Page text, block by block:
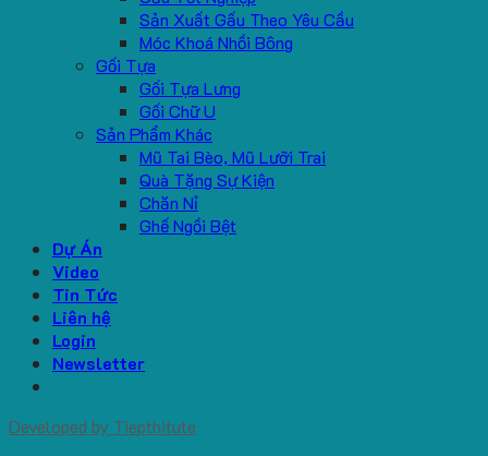
Sản Xuất Gấu Theo Yêu Cầu
Móc Khoá Nhồi Bông
Gối Tựa
Gối Tựa Lưng
Gối Chữ U
Sản Phẩm Khác
Mũ Tai Bèo, Mũ Lưỡi Trai
Quà Tặng Sự Kiện
Chăn Nỉ
Ghế Ngồi Bệt
Dự Án
Video
Tin Tức
Liên hệ
Login
Newsletter
Developed by Tiepthitute